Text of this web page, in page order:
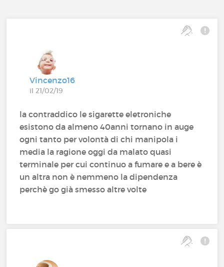
Vincenzo16
il 21/02/19
la contraddico le sigarette eletroniche
esistono da almeno 40anni tornano in auge
ogni tanto per volontà di chi manipola i
media la ragione oggi da malato quasi
terminale per cui continuo a fumare e a bere è
un altra non è nemmeno la dipendenza
perchè go già smesso altre volte